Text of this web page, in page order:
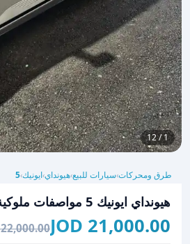
1 / 12
طرق ومحركات›سيارات للبيع›هيونداي›ايونيك›
5
هيونداي ايونيك 5 مواصفات ملوكية اعلى صنف
21,000.00 JOD
22,000.00 JOD